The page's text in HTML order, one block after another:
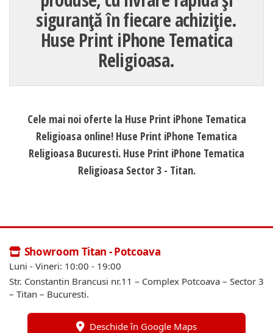
siguranță în fiecare achiziție.
Huse Print iPhone Tematica
Religioasa.
Cele mai noi oferte la Huse Print iPhone Tematica
Religioasa online! Huse Print iPhone Tematica
Religioasa Bucuresti. Huse Print iPhone Tematica
Religioasa Sector 3 - Titan.
Showroom Titan - Potcoava
Luni - Vineri: 10:00 - 19:00
Str. Constantin Brancusi nr.11 – Complex Potcoava – Sector 3
– Titan – Bucuresti.
Deschide în Google Maps